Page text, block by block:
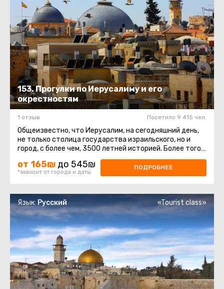
153. Прогулки по Иерусалиму и его
окрестностям
1 отзыв Посетило 9 415 чел.
Общеизвестно, что Иерусалим, на сегодняшний день,
не только столица государства израильского, но и
город, с более чем, 3500 летней историей. Более того,
от 165₪ до 545₪
*зависит от города и даты
ПОДРОБНЕЕ
Язык: Русский «Tourist class»